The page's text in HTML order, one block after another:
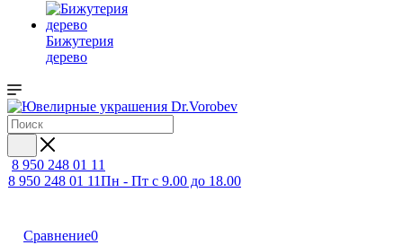
Бижутерия
дерево
8 950 248 01 11
8 950 248 01 11Пн - Пт с 9.00 до 18.00
Сравнение0